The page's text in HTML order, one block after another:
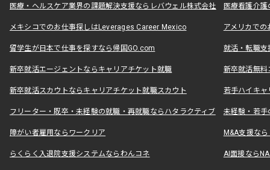
医療・ヘルスケア業界の課題解決支援ならレバウェル株式会社 医療看護介
メキシコでのお仕事探しはLeverages Career Mexico アメリカで
留学生が日本で仕事を探すなら帰国GO.com 就活・転職
新卒就活エージェントならキャリアチケット就職 新卒就活無料
新卒就活スカウトならキャリアチケット就職スカウト 若手ハイキ
フリーター・既卒・未経験の就職・再就職ならハタラクティブ 未経験・若手
障がい者雇用ならワークリア M&A支援な
らくらく入退院支援システムならわんコネ AI面接なら